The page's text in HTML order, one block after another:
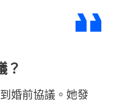
？
婚前協議。她發